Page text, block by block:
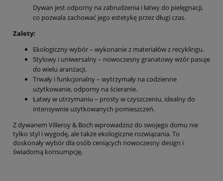
Dywan jest odporny na zabrudzenia i łatwy do pielęgnacji,
co pozwala zachować jego estetykę przez długi czas.
Zalety:
Ekologiczny wybór – wykonanie z materiałów z recyklingu.
Stylowy i uniwersalny – nowoczesny granatowy wzór pasuje
do wielu aranżacji.
Trwały i funkcjonalny – wytrzymały na codzienne
użytkowanie, odporny na ścieranie.
Łatwy w utrzymaniu – prosty w czyszczeniu, idealny do
intensywnie użytkowanych pomieszczeń.
Z dywanem Villeroy & Boch wprowadzisz do swojego domu nie
tylko styl i wygodę, ale także ekologiczne rozwiązania. To
doskonały wybór dla osób ceniących nowoczesny design i
świadomą konsumpcję.